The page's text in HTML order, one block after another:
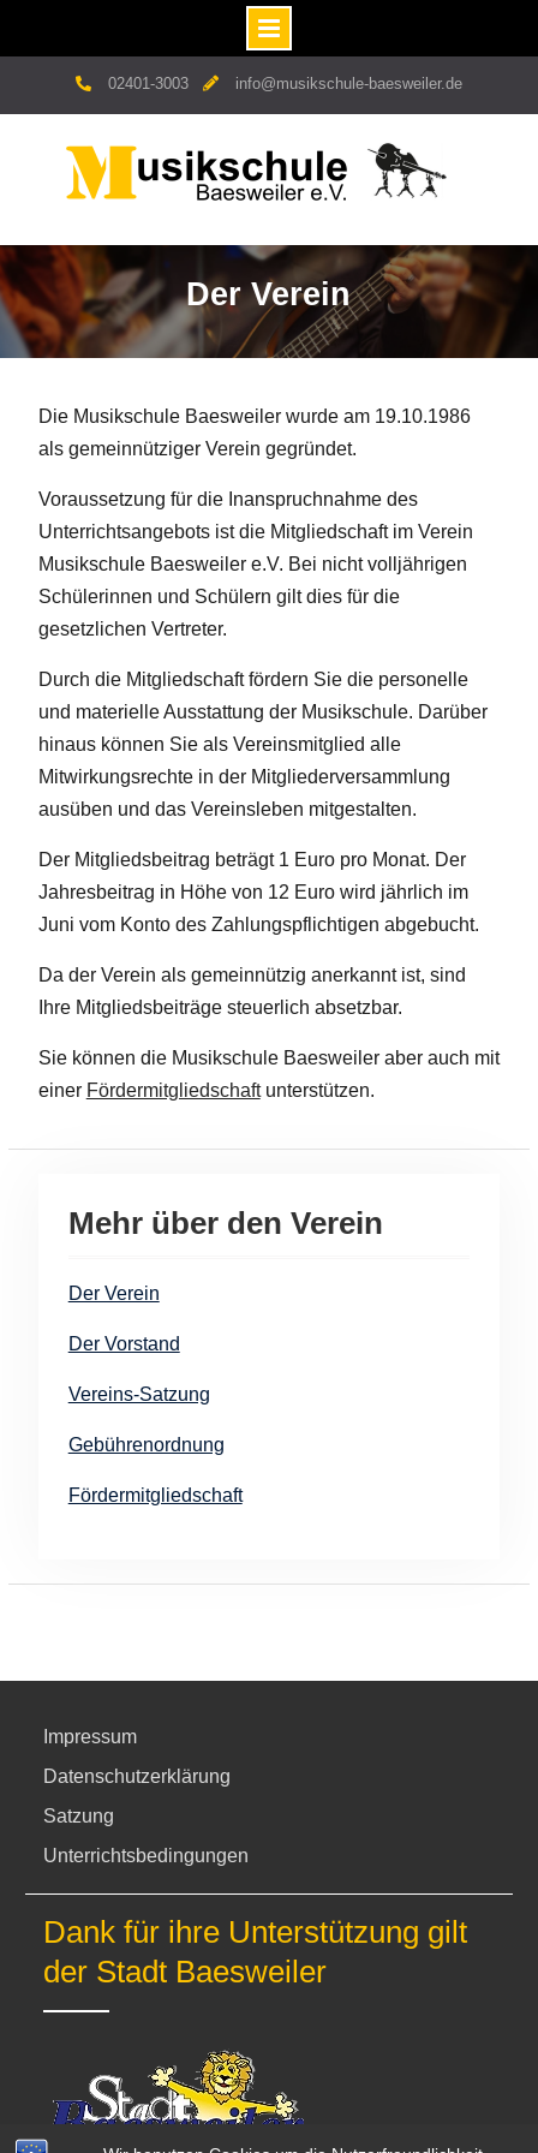
02401-3003 info@musikschule-baesweiler.de
Der Verein
Die Musikschule Baesweiler wurde am 19.10.1986
als gemeinnütziger Verein gegründet.
Voraussetzung für die Inanspruchnahme des
Unterrichtsangebots ist die Mitgliedschaft im Verein
Musikschule Baesweiler e.V. Bei nicht volljährigen
Schülerinnen und Schülern gilt dies für die
gesetzlichen Vertreter.
Durch die Mitgliedschaft fördern Sie die personelle
und materielle Ausstattung der Musikschule. Darüber
hinaus können Sie als Vereinsmitglied alle
Mitwirkungsrechte in der Mitgliederversammlung
ausüben und das Vereinsleben mitgestalten.
Der Mitgliedsbeitrag beträgt 1 Euro pro Monat. Der
Jahresbeitrag in Höhe von 12 Euro wird jährlich im
Juni vom Konto des Zahlungspflichtigen abgebucht.
Da der Verein als gemeinnützig anerkannt ist, sind
Ihre Mitgliedsbeiträge steuerlich absetzbar.
Sie können die Musikschule Baesweiler aber auch mit
einer Fördermitgliedschaftunterstützen.
Mehr über den Verein
Der Verein
Der Vorstand
Vereins-Satzung
Gebührenordnung
Fördermitgliedschaft
Impressum
Datenschutzerklärung
Satzung
Unterrichtsbedingungen
Dank für ihre Unterstützung gilt
der Stadt Baesweiler